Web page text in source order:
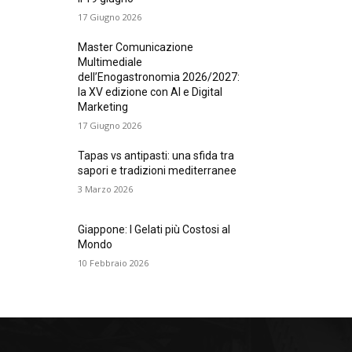
17 Giugno 2026
Master Comunicazione
Multimediale
dell’Enogastronomia 2026/2027:
la XV edizione con AI e Digital
Marketing
17 Giugno 2026
Tapas vs antipasti: una sfida tra
sapori e tradizioni mediterranee
3 Marzo 2026
Giappone: I Gelati più Costosi al
Mondo
10 Febbraio 2026